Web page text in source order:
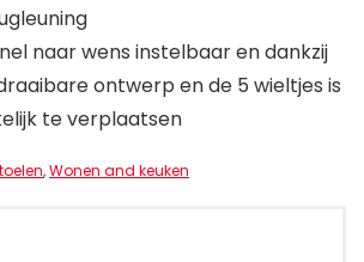
naar wens instelbaar en dankzij
ontwerp en de 5 wieltjes is
te verplaatsen
,Wonen and keuken